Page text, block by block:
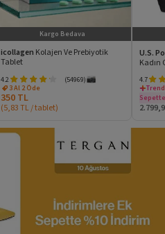
Kargo Bedava
icollagen Kolajen Ve Prebiyotik
Tablet
4.2
(54969)
3 Al 2 Öde
350 TL
(5,83TL/tablet)
U.S.
Kadın
4.7
Sepette